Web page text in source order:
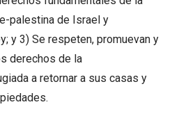
palestina de Israel y
y 3) Se respeten, promuevan y
derechos de la
a retornar a sus casas y